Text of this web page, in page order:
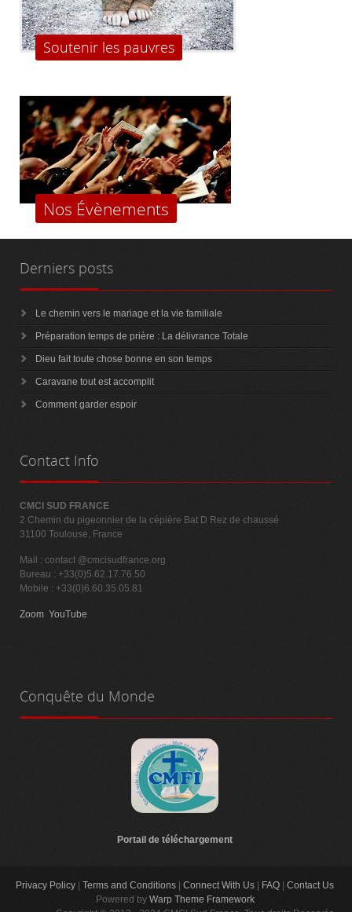
Soutenir les pauvres
Nos Évènements
Derniers posts
Le chemin vers le mariage et la vie familiale
Préparation temps de prière : La délivrance Totale
Dieu fait toute chose bonne en son temps
Caravane tout est accomplit
Comment garder espoir
Contact Info
CMCI SUD FRANCE
2 Chemin du pigeonnier de la cépière Bat D Rez de chaussé
31100 Toulouse, France
Mail : contact @cmcisudfrance.org
Bureau : +33(0)5.62.17.76.50
Mobile : +33(0)6.60.35.05.81
Zoom YouTube
Conquête du Monde
Portail de téléchargement
Privacy Policy Terms and Conditions Connect With Us FAQ
Contact Us
Powered by Warp Theme Framework